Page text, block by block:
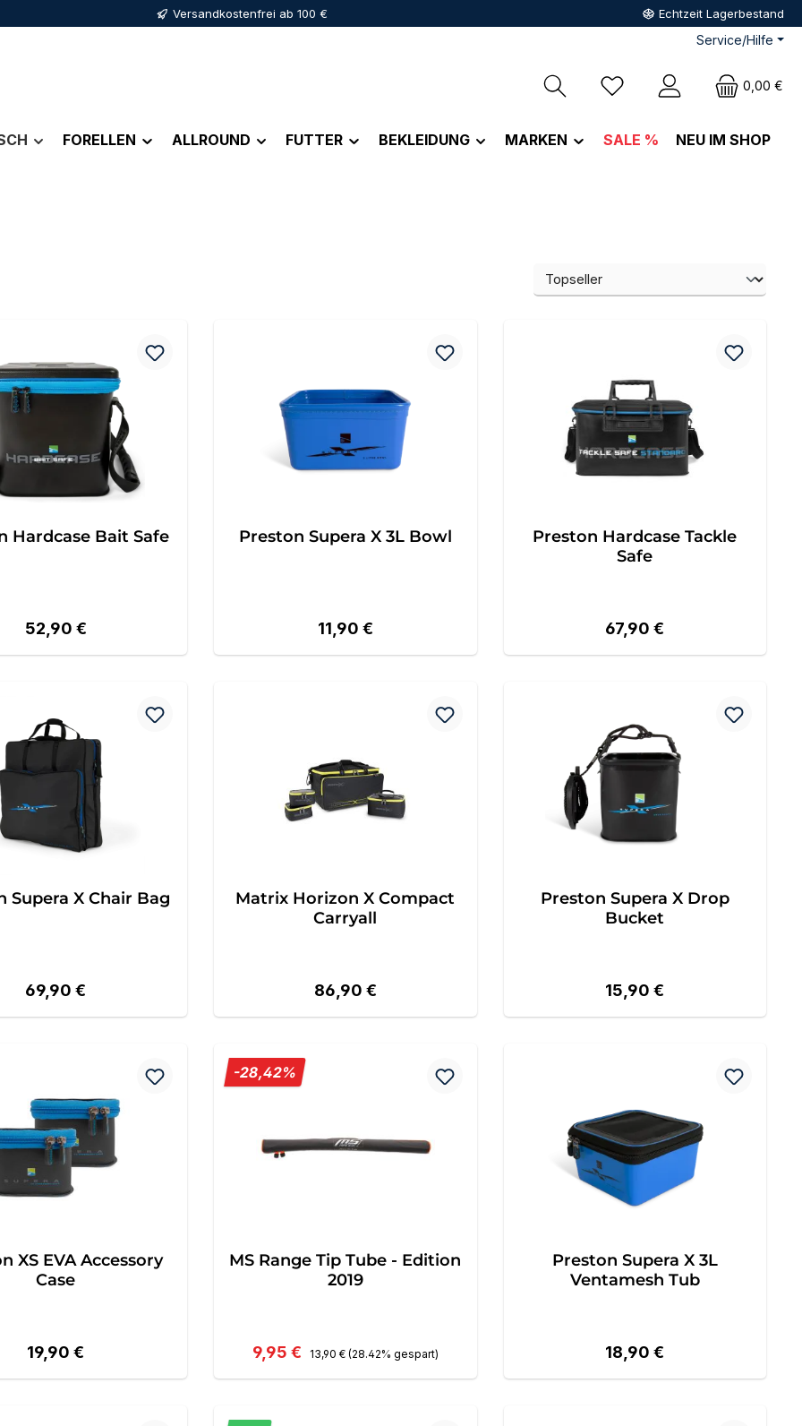
Versandkostenfrei ab 100 € Echtzeit Lagerbestand
Service/Hilfe
Du hast 0 Produkte auf dem
0,00 €
FORELLEN ALLROUND FUTTER BEKLEIDUNG MARKEN SALE % NEU IM SHOP
Hardcase Bait Safe
Regulärer Preis:
52,90 €
Preston Supera X 3L Bowl
Regulärer Preis:
11,90 €
Preston Hardcase Tackle
Safe
Regulärer Preis:
67,90 €
Supera X Chair Bag
Regulärer Preis:
69,90 €
Matrix Horizon X Compact
Carryall
Regulärer Preis:
86,90 €
Preston Supera X Drop
Bucket
Regulärer Preis:
15,90 €
XS EVA Accessory
Case
Regulärer Preis:
19,90 €
-28,42%Rabatt
MS Range Tip Tube - Edition
2019
Verkaufspreis:
9,95 € Regulärer Preis:
13,90 € (28.42% gespart)
Preston Supera X 3L
Ventamesh Tub
Regulärer Preis:
18,90 €